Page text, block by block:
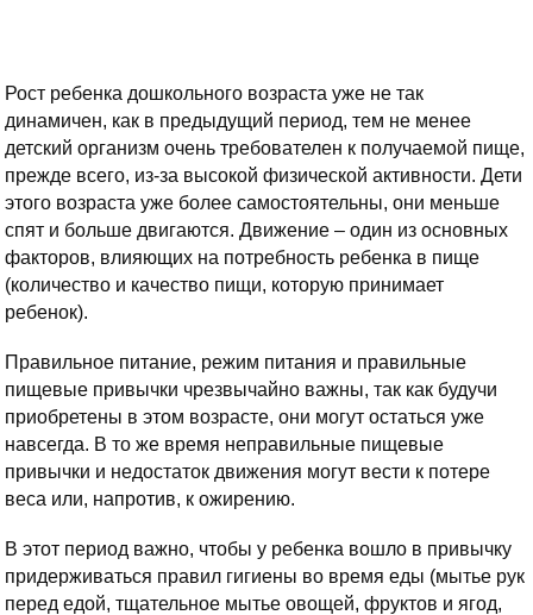
Рост ребенка дошкольного возраста уже не так
динамичен, как в предыдущий период, тем не менее
детский организм очень требователен к получаемой пище,
прежде всего, из-за высокой физической активности. Дети
этого возраста уже более самостоятельны, они меньше
спят и больше двигаются. Движение – один из основных
факторов, влияющих на потребность ребенка в пище
(количество и качество пищи, которую принимает
ребенок).
Правильное питание, режим питания и правильные
пищевые привычки чрезвычайно важны, так как будучи
приобретены в этом возрасте, они могут остаться уже
навсегда. В то же время неправильные пищевые
привычки и недостаток движения могут вести к потере
веса или, напротив, к ожирению.
В этот период важно, чтобы у ребенка вошло в привычку
придерживаться правил гигиены во время еды (мытье рук
перед едой, тщательное мытье овощей, фруктов и ягод,